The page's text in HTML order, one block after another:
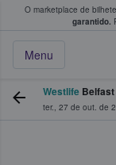
O marketplace de
garantido.
Menu
fãs
Westlife
ter., 27 de out. de